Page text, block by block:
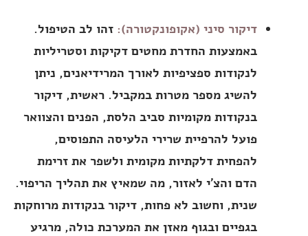
דיקור סיני (אקופונקטורה):זהו לב הטיפול.
באמצעות החדרת מחטים דקיקות וסטריליות
לנקודות ספציפיות לאורך המרידיאנים, ניתן
להשיג מספר מטרות במקביל. ראשית, דיקור
בנקודות מקומיות סביב הלסת, הפנים והצוואר
פועל להרפיית שרירי הלעיסה התפוסים,
להפחית דלקתיות מקומית ולשפר את זרימת
הדם והצ'י לאזור, מה שמאיץ את תהליך הריפוי.
שנית, וחשוב לא פחות, דיקור בנקודות מרוחקות
בגפיים ובגוף מאזן את המערכת כולה, מרגיע